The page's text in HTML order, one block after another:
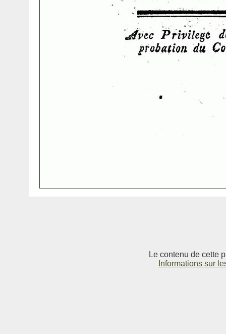
Le contenu de cette
Informations sur